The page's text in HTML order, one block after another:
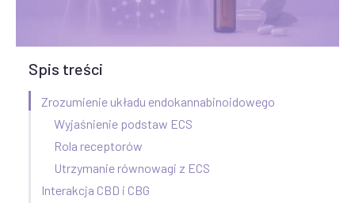
Spis treści
Zrozumienie układu endokannabinoidowego
Wyjaśnienie podstaw ECS
Rola receptorów
Utrzymanie równowagi z ECS
Interakcja CBD i CBG